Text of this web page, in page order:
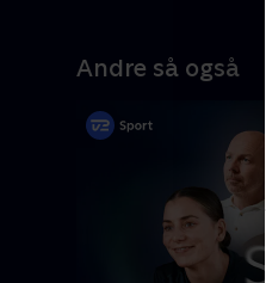
Andre så også